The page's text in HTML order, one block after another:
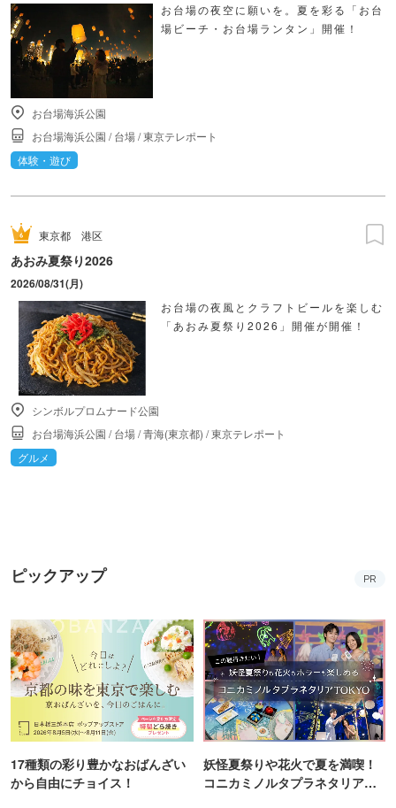
お台場の夜空に願いを。夏を彩る「お台
場ビーチ・お台場ランタン」開催！
お台場海浜公園
お台場海浜公園 /台場/東京テレポート
体験・遊び
東京都 港区
あおみ夏祭り2026
2026/08/31(月)
お台場の夜風とクラフトビールを楽しむ
「あおみ夏祭り2026」開催が開催！
シンボルプロムナード公園
お台場海浜公園 /台場/青海(東京都) /東京テレポート
グルメ
ピックアップ PR
17種類の彩り豊かなおばんざい
から自由にチョイス！
妖怪夏祭りや花火で夏を満喫！
コニカミノルタプラネタリア